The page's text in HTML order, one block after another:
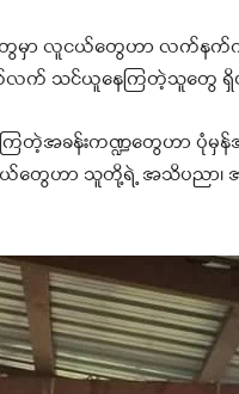
ေမှာ လူငယ်တွေဟာ လက်န
လက် သင်ယူနေကြတဲ့သူတွေ ရှိ
ြတဲ့အခန်းကဏ္ဍတွေဟာ ပုံမှ
ေဟာ သူတို့ရဲ့ အသိပညာ၊ အ